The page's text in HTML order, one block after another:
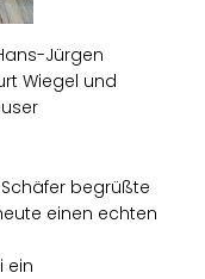
Jürgen
Wiegel und
begrüßte
einen echten
ein